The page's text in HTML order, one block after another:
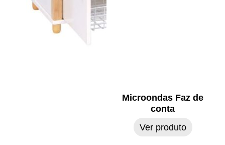
Microondas Faz de
conta
Ver produto